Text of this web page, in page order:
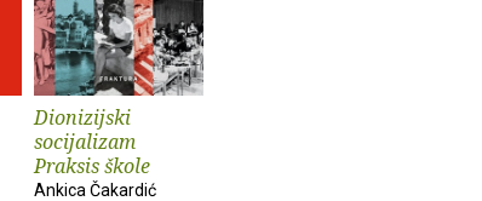
Dionizijski
socijalizam
Praksis škole
Ankica Čakardić